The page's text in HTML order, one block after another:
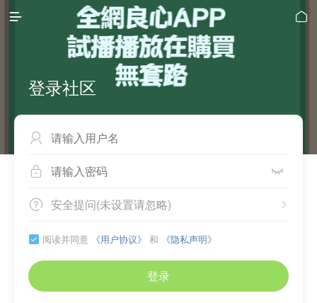
 
登录社区

 
 
安全提问(未设置请忽略)
 阅读并同意 《用户协议》 和 《隐私声明》
登录